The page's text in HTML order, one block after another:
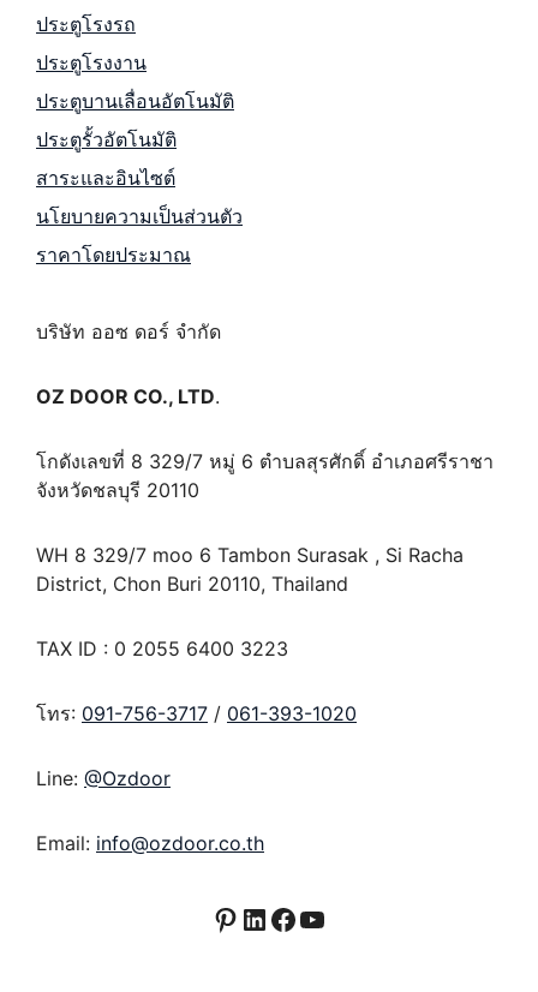
ประตูโรงรถ
ประตูโรงงาน
ประตูบานเลื่อนอัตโนมัติ
ประตูรั้วอัตโนมัติ
สาระและอินไซต์
นโยบายความเป็นส่วนตัว
ราคาโดยประมาณ
บริษัท ออซ ดอร์ จำกัด
OZ DOOR CO., LTD.
โกดังเลขที่ 8 329/7 หมู่ 6 ตำบลสุรศักดิ์ อำเภอศรีราชา
จังหวัดชลบุรี 20110
WH 8 329/7 moo 6 Tambon Surasak , Si Racha
District, Chon Buri 20110, Thailand
TAX ID : 0 2055 6400 3223
โทร: 091-756-3717 / 061-393-1020
Line: @Ozdoor
Email: info@ozdoor.co.th
Pinterest
LinkedIn
Facebook
YouTube